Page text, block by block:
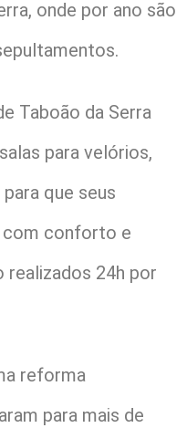
onde por ano são
Taboão da Serra
para velórios,
que seus
com conforto e
realizados 24h por
reforma
para mais de